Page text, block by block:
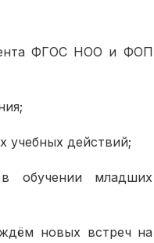
ФГОС НОО и ФОП
учебных действий;
обучении младших
новых встреч на